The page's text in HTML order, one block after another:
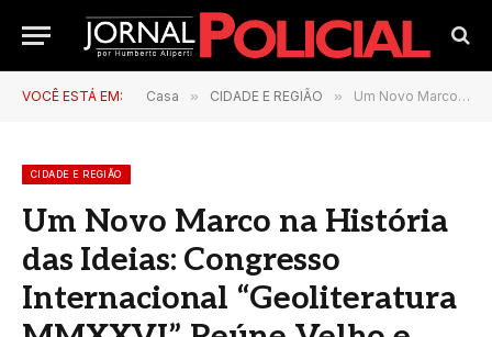
VOCÊ ESTÁ EM: Casa » CIDADE E REGIÃO » Um Novo Marco na História das Ideias: Congresso Internacional “Geoliteratura MMXXVI” Reúne Velho e Novo Mundo em Montenegro
CIDADE E REGIÃO
Um Novo Marco na História
das Ideias: Congresso
Internacional “Geoliteratura